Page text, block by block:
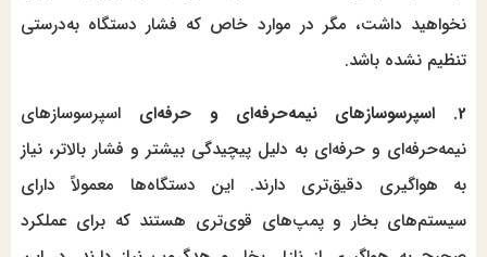
نخواهید داشت، مگر در موارد خاص که فشار دستگاه به‌درستی
تنظیم نشده باشد.
2. اسپرسوسازهای نیمه‌حرفه‌ای و حرفه‌ای
اسپرسوسازهای
نیمه‌حرفه‌ای و حرفه‌ای به دلیل پیچیدگی بیشتر و فشار بالاتر، نیاز
به هواگیری دقیق‌تری دارند. این دستگاه‌ها معمولاً دارای
سیستم‌های بخار و پمپ‌های قوی‌تری هستند که برای عملکرد